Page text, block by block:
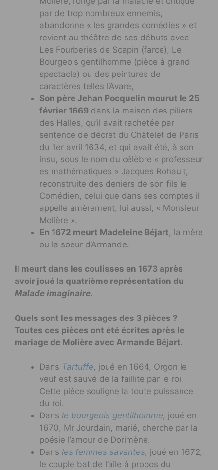
par de trop nombreux ennemis,
abandonne « les grandes comédies » et
revient au théâtre de ses débuts avec
Les Fourberies de Scapin (farce), Le
Bourgeois gentilhomme (pièce à grand
spectacle) ou des peintures de
caractères telles l’Avare,
Son père Jehan Pocquelin mourut le 25
février 1669 dans la maison des piliers
des Halles, qu’il avait rachetée par
sentence de décret du Châtelet de Paris
du 1er avril 1634, et qui avait été, à son
insu, sous le nom du célèbre « professeur
es mathématiques » Jacques Rohault,
reconstruite des deniers de son fils le
Comédien, celui que dans ses comptes il
appelle amèrement, lui aussi, « Monsieur
Molière ».
En 1672 meurt Madeleine Béjart, la mère
ou la soeur d’Armande.
Il meurt dans les coulisses en 1673 après
avoir joué la quatrième représentation du
Malade imaginaire.
Quels sont les messages des 3 pièces ?
Toutes ces pièces ont été écrites après le
mariage de Molière avec Armande Béjart.
Dans Tartuffe, joué en 1664, Orgon le
veuf est sauvé de la faillite par le roi.
Cette pièce souligne la toute puissance
du roi.
Dans le bourgeois gentilhomme, joué en
1670, Mr Jourdain, marié, cherche par la
poésie l’amour de Dorimène.
Dans les femmes savantes, joué en 1672,
le couple bat de l’aile à propos du